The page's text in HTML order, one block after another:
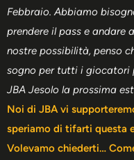
Febbraio. Abbiamo
prendere il pass e andare
nostre possibilità, penso
sogno per tutti i giocatori
JBA Jesolo la prossima
Noi di JBA vi
speriamo di tifarti questa
Volevamo chiederti…